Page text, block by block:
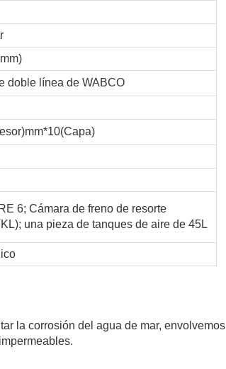
doble línea de WABCO
6; Cámara de freno de resorte
una pieza de tanques de aire de 45L
la corrosión del agua de mar, envolvemos